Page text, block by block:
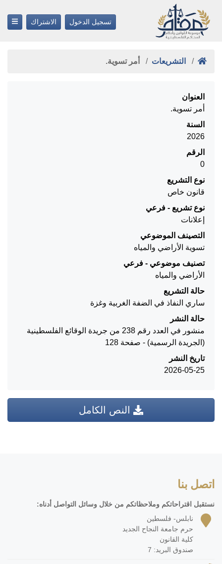
تسجيل الدخول الاشتراك
التشريعات أمر تسوية.
العنوان
أمر تسوية.
السنة
2026
الرقم
0
نوع التشريع
قانون خاص
نوع تشريع - فرعي
إعلانات
التصينف الموضوعي
تسوية الأراضي والمياه
تصنيف موضوعي - فرعي
الأراضي والمياه
حالة التشريع
ساري النفاذ في الضفة الغربية وغزة
حالة النشر
منشور في العدد رقم 238 من جريدة الوقائع الفلسطينية
(الجريدة الرسمية) - صفحة 128
تاريخ النشر
2026-05-25
النص الكامل
اتصل بنا
نستقبل اقتراحاتكم وملاحظاتكم من خلال وسائل التواصل أدناه:
نابلس- فلسطين
حرم جامعة النجاح الجديد
كلية القانون
صندوق البريد: 7